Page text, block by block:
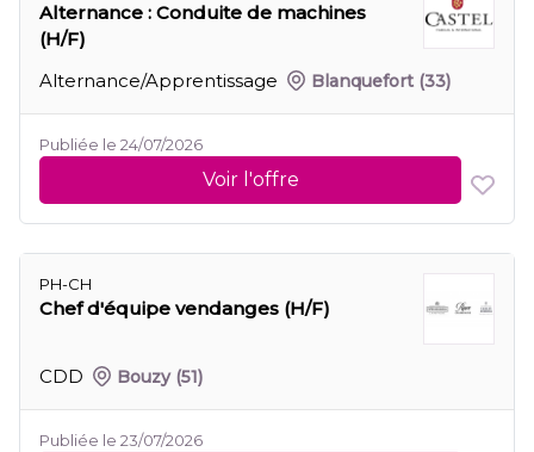
Alternance : Conduite de machines
(H/F)
Alternance/Apprentissage
Blanquefort (33)
Publiée le 24/07/2026
Voir l'offre
PH-CH
Chef d'équipe vendanges (H/F)
CDD Bouzy (51)
Publiée le 23/07/2026